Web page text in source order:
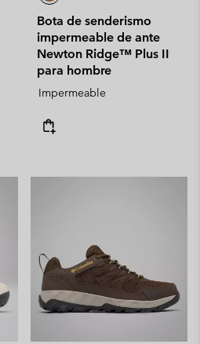
Bota de senderismo
impermeable de ante
Newton Ridge™ Plus II
para hombre
Impermeable